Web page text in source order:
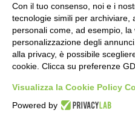
Compass360 Risponde
Service Desk
COMPASS360
SUPPLY CHAIN SOFTWARE
Pianificazione strategica e
ottimizzazione costi
Con il tuo consenso, noi e i
tecnologie simili per archiviare,
personali come, ad esempio, la
personalizzazione degli
alla privacy, è possibile
cookie. Clicca su preferenze
Visualizza la Cookie Policy
Powered by